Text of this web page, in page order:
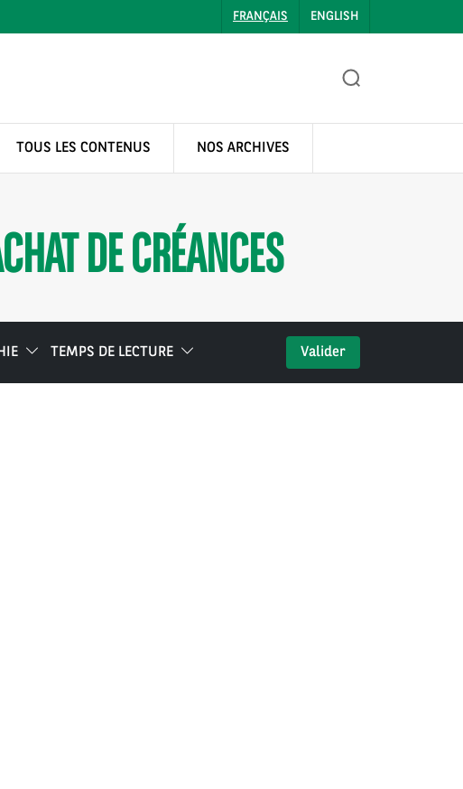
FRANÇAIS ENGLISH
TOUS LES CONTENUS NOS ARCHIVES
DE CRÉANCES
TEMPS DE LECTURE Valider